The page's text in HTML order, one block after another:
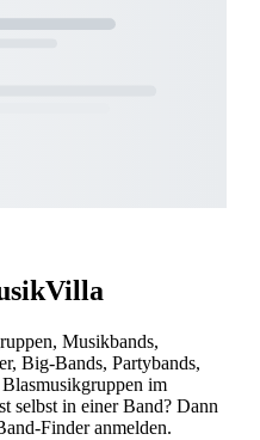
Musikbands,
Big-Bands, Partybands,
im
selbst in einer Band? Dann
Finder anmelden.